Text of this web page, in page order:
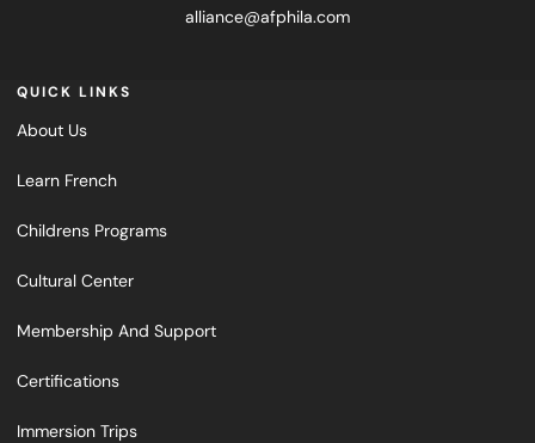
alliance@afphila.com
QUICK LINKS
About Us
Learn French
Childrens Programs
Cultural Center
Membership And Support
Certifications
Immersion Trips